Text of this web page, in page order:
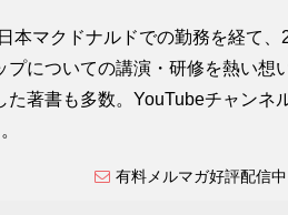
本マクドナルドでの勤務を経て
プについての講演・研修を熱い想
た著書も多数。YouTubeチャンネ
有料メルマガ好評配信中